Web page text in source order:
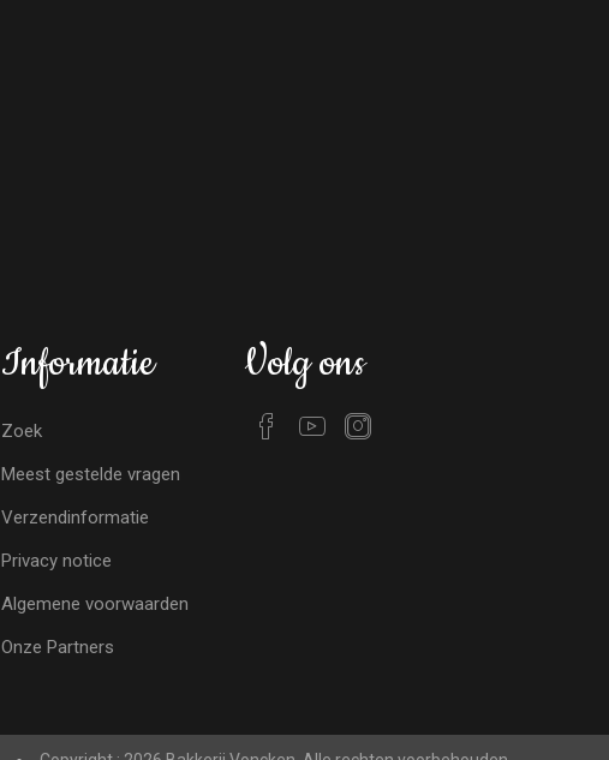
Informatie
Zoek
Meest gestelde vragen
Verzendinformatie
Privacy notice
Algemene voorwaarden
Onze Partners
Volg ons